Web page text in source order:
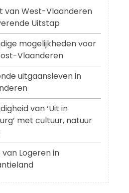
van West-Vlaanderen
Uitstap
mogelijkheden voor
Vlaanderen
uitgaansleven in
van ‘Uit in
met cultuur, natuur
Logeren in